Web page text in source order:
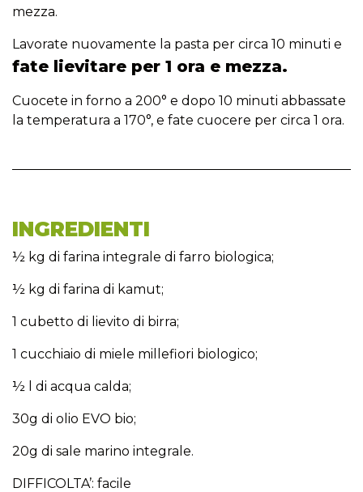
mezza.
Lavorate nuovamente la pasta per circa 10 minuti e
fate lievitare per 1 ora e mezza.
Cuocete in forno a 200° e dopo 10 minuti abbassate
la temperatura a 170°, e fate cuocere per circa 1 ora.
INGREDIENTI
½ kg di farina integrale di farro biologica;
½ kg di farina di kamut;
1 cubetto di lievito di birra;
1 cucchiaio di miele millefiori biologico;
½ l di acqua calda;
30g di olio EVO bio;
20g di sale marino integrale.
DIFFICOLTA’: facile